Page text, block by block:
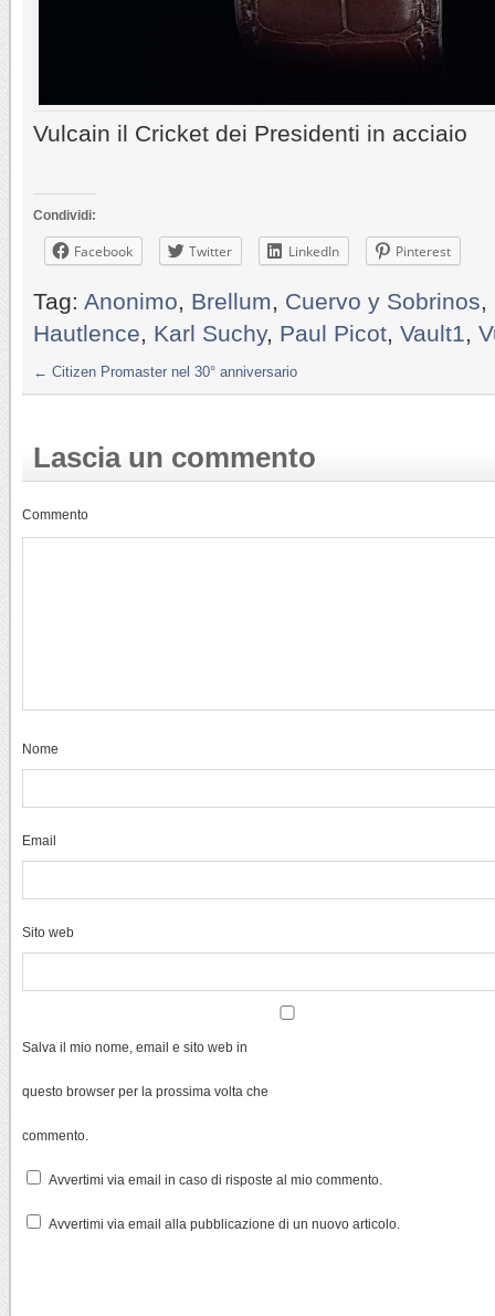
Vulcain il Cricket dei Presidenti in acciaio
Condividi:
Facebook Twitter LinkedIn Pinterest
Tag: Anonimo, Brellum, Cuervo y Sobrinos,
Hautlence, Karl Suchy, Paul Picot, Vault1,
← Citizen Promaster nel 30° anniversario
Lascia un commento
Commento
Nome
Email
Sito web
Salva il mio nome, email e sito web in
questo browser per la prossima volta che
commento.
Avvertimi via email in caso di risposte al mio commento.
Avvertimi via email alla pubblicazione di un nuovo articolo.